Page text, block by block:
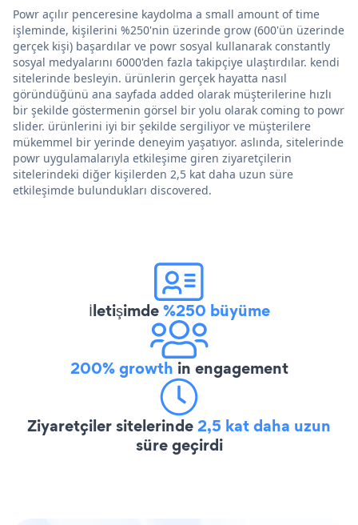
Powr açılır penceresine kaydolma a small amount of time
işleminde, kişilerini %250'nin üzerinde grow (600'ün üzerinde
gerçek kişi) başardılar ve powr sosyal kullanarak constantly
sosyal medyalarını 6000'den fazla takipçiye ulaştırdılar. kendi
sitelerinde besleyin. ürünlerin gerçek hayatta nasıl
göründüğünü ana sayfada added olarak müşterilerine hızlı
bir şekilde göstermenin görsel bir yolu olarak coming to powr
slider. ürünlerini iyi bir şekilde sergiliyor ve müşterilere
mükemmel bir yerinde deneyim yaşatıyor. aslında, sitelerinde
powr uygulamalarıyla etkileşime giren ziyaretçilerin
sitelerindeki diğer kişilerden 2,5 kat daha uzun süre
etkileşimde bulundukları discovered.
İletişimde%250 büyüme
200% growth in engagement
Ziyaretçiler sitelerinde2,5 kat daha uzun
süre geçirdi